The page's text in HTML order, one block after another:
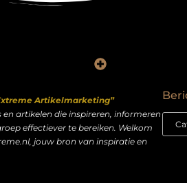
Artikelmarketing”
artikelen die inspireren, informeren
effectiever te bereiken. Welkom
jouw bron van inspiratie en